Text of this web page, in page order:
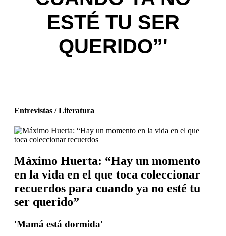
ESTÉ TU SER
QUERIDO”'
Entrevistas /Literatura
Máximo Huerta: “Hay un momento
en la vida en el que toca coleccionar
recuerdos para cuando ya no esté tu
ser querido”
'Mamá está dormida'